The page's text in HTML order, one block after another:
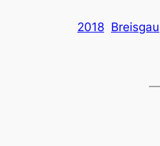
2018 Breisgau